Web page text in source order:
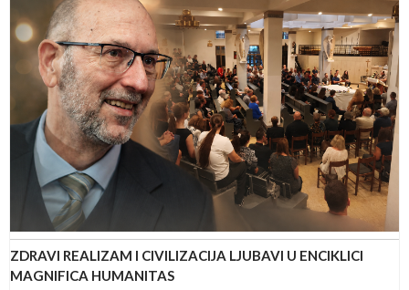
ZDRAVI REALIZAM I CIVILIZACIJA LJUBAVI U ENCIKLICI
MAGNIFICA HUMANITAS